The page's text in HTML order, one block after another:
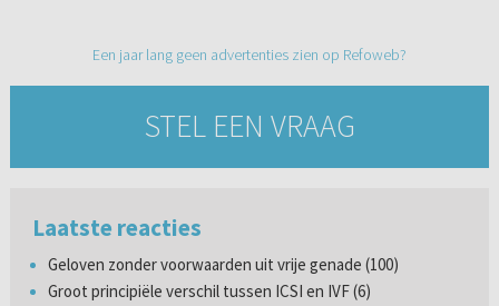
Een jaar lang geen advertenties zien op Refoweb?
STEL EEN VRAAG
Laatste reacties
Geloven zonder voorwaarden uit vrije genade (100)
Groot principiële verschil tussen ICSI en IVF (6)